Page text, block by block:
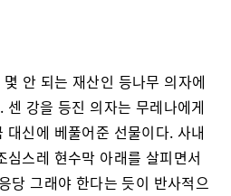
안 되는 재산인 등나무 의자에
강을 등진 의자는 무레나에게
신에 베풀어준 선물이다. 사내
스레 현수막 아래를 살피면서
당 그래야 한다는 듯이 반사적으